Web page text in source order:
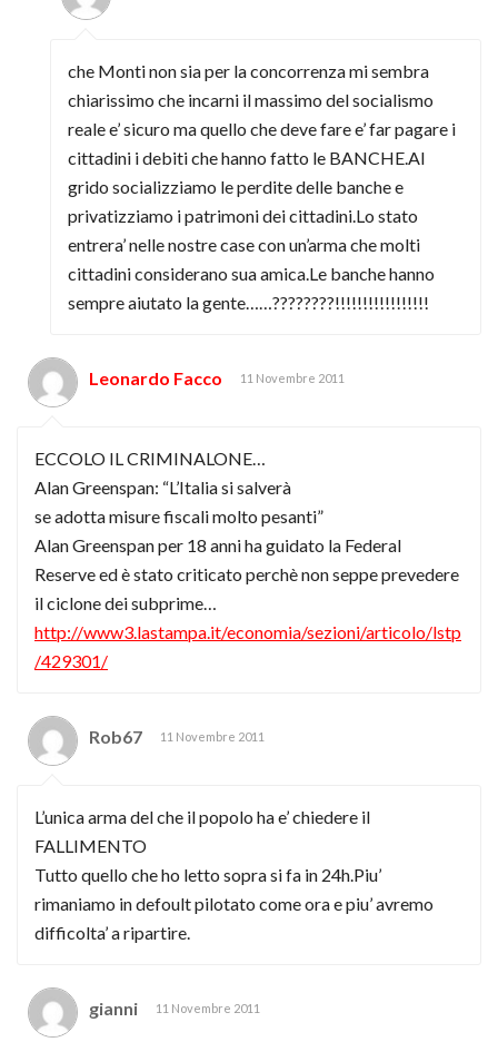
che Monti non sia per la concorrenza mi sembra
chiarissimo che incarni il massimo del socialismo
reale e’ sicuro ma quello che deve fare e’ far pagare i
cittadini i debiti che hanno fatto le BANCHE.Al
grido socializziamo le perdite delle banche e
privatizziamo i patrimoni dei cittadini.Lo stato
entrera’ nelle nostre case con un’arma che molti
cittadini considerano sua amica.Le banche hanno
sempre aiutato la gente……????????!!!!!!!!!!!!!!!!!
Leonardo Facco 11 Novembre 2011
ECCOLO IL CRIMINALONE…
Alan Greenspan: “L’Italia si salverà
se adotta misure fiscali molto pesanti”
Alan Greenspan per 18 anni ha guidato la Federal
Reserve ed è stato criticato perchè non seppe prevedere
il ciclone dei subprime…
http://www3.lastampa.it/economia/sezioni/articolo/lstp
/429301/
Rob67 11 Novembre 2011
L’unica arma del che il popolo ha e’ chiedere il
FALLIMENTO
Tutto quello che ho letto sopra si fa in 24h.Piu’
rimaniamo in defoult pilotato come ora e piu’ avremo
difficolta’ a ripartire.
gianni 11 Novembre 2011